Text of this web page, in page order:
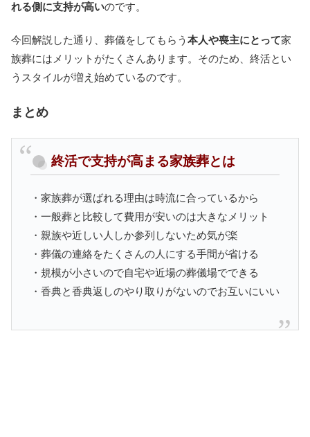
れる側に支持が高いのです。
今回解説した通り、葬儀をしてもらう 本人や喪主にとって家
族葬にはメリットがたくさんあります。そのため、終活とい
うスタイルが増え始めているのです。
まとめ
終活で支持が高まる家族葬とは
・家族葬が選ばれる理由は時流に合っているから
・一般葬と比較して費用が安いのは大きなメリット
・親族や近しい人しか参列しないため気が楽
・葬儀の連絡をたくさんの人にする手間が省ける
・規模が小さいので自宅や近場の葬儀場でできる
・香典と香典返しのやり取りがないのでお互いにいい